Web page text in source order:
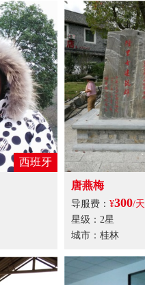
西班牙
唐燕梅
导服费： ¥300/天
星级：2星
城市：桂林